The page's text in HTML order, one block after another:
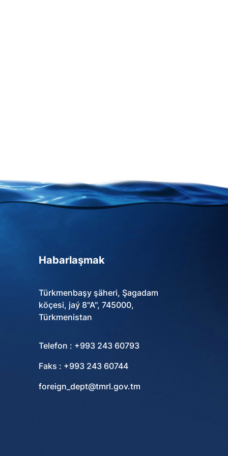
Habarlaşmak
Türkmenbaşy şäheri, Şagadam
köçesi, jaý 8"A", 745000,
Türkmenistan
Telefon : +993 243 60793
Faks : +993 243 60744
foreign_dept@tmrl.gov.tm